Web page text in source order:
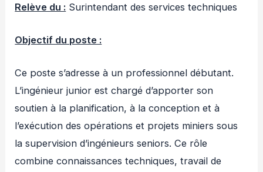
Relève du : Surintendant des services techniques
Objectif du poste :
Ce poste s’adresse à un professionnel débutant.
L’ingénieur junior est chargé d’apporter son
soutien à la planification, à la conception et à
l’exécution des opérations et projets miniers sous
la supervision d’ingénieurs seniors. Ce rôle
combine connaissances techniques, travail de